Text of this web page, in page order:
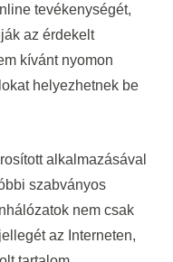
tevékenységét,
az érdekelt
kívánt nyomon
helyezhetnek be
alkalmazásával
szabványos
nem csak
az Interneten,